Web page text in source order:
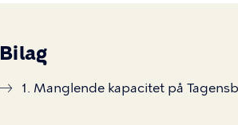
Bilag
1. Manglende kapacitet på